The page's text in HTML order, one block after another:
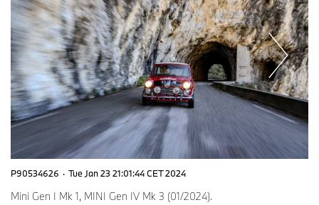
P90534626 · Tue Jan 23 21:01:44 CET 2024
Mini Gen I Mk 1, MINI Gen IV Mk 3 (01/2024).